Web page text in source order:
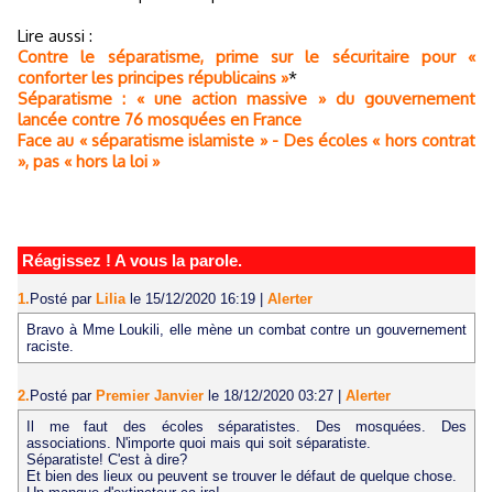
Lire aussi :
Contre le séparatisme, prime sur le sécuritaire pour «
conforter les principes républicains »*
Séparatisme : « une action massive » du gouvernement
lancée contre 76 mosquées en France
Face au « séparatisme islamiste » - Des écoles « hors contrat
», pas « hors la loi »
Réagissez ! A vous la parole.
1. Posté par Lilia le 15/12/2020 16:19
Alerter
Bravo à Mme Loukili, elle mène un combat contre un gouvernement
raciste.
2.Posté par Premier Janvier le 18/12/2020 03:27 | Alerter
Il me faut des écoles séparatistes. Des mosquées. Des
associations. N'importe quoi mais qui soit séparatiste.
Séparatiste! C'est à dire?
Et bien des lieux ou peuvent se trouver le défaut de quelque chose.